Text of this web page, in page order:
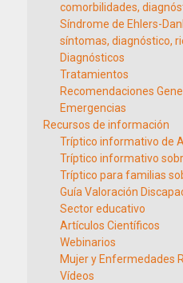
comorbilidades,
Síndrome de Ehlers-
síntomas, diagnóstico,
Diagnósticos
Tratamientos
Recomendaciones
Emergencias
Recursos de información
Tríptico informativo de
Tríptico informativo
Tríptico para familias
Guía Valoración
Sector educativo
Artículos Científicos
Webinarios
Mujer y Enfermedades
Vídeos